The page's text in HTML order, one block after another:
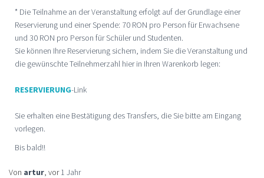
* Die Teilnahme an der Veranstaltung erfolgt auf der Grundlage einer
Reservierung und einer Spende: 70 RON pro Person für Erwachsene
und 30 RON pro Person für Schüler und Studenten.
Sie können Ihre Reservierung sichern, indem Sie die Veranstaltung und
die gewünschte Teilnehmerzahl hier in Ihren Warenkorb legen:
RESERVIERUNG-Link
Sie erhalten eine Bestätigung des Transfers, die Sie bitte am Eingang
vorlegen.
Bis bald!!
Von artur, vor1 Jahr